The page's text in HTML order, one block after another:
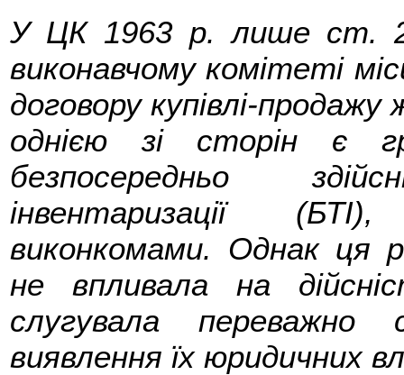
У ЦК 1963 р. лише ст.
виконавчому комітеті
договору купівлі-
однією зі сторін є
безпосередньо
інвентаризації
виконкомами. Однак ця
не впливала на
слугувала переважно
виявлення їх юридичних